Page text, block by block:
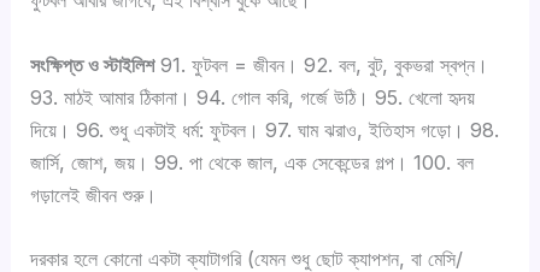
সংক্ষিপ্ত ও স্টাইলিশ91. ফুটবল = জীবন। 92. বল, বুট, বুকভরা স্বপ্ন।
93. মাঠই আমার ঠিকানা। 94. গোল করি, গর্জে উঠি। 95. খেলো হৃদয়
দিয়ে। 96. শুধু একটাই ধর্ম: ফুটবল। 97. ঘাম ঝরাও, ইতিহাস গড়ো। 98.
জার্সি, জোশ, জয়। 99. পা থেকে জাল, এক সেকেন্ডের গল্প। 100. বল
গড়ালেই জীবন শুরু।
দরকার হলে কোনো একটা ক্যাটাগরি (যেমন শুধু ছোট ক্যাপশন, বা মেসি/